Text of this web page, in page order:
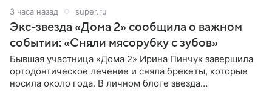
3 часа назад super.ru
Экс-звезда «Дома 2» сообщила о важном
событии: «Сняли мясорубку с зубов»
Бывшая участница «Дома 2» Ирина Пинчук завершила
ортодонтическое лечение и сняла брекеты, которые
носила около года. В личном блоге звезда